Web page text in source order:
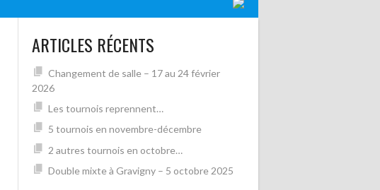
ARTICLES RÉCENTS
Changement de salle – 17 au 24 février
2026
Les tournois reprennent…
5 tournois en novembre-décembre
2 autres tournois en octobre…
Double mixte à Gravigny – 5 octobre 2025